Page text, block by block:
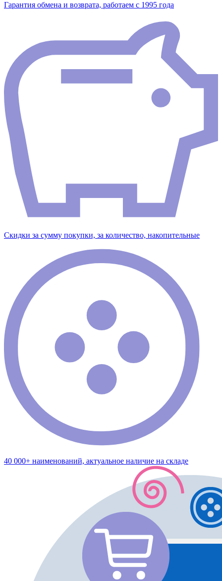
Гарантия обмена и возврата, работаем с 1995 года
Скидки за сумму покупки, за количество, накопительные
40 000+ наименований, актуальное наличие на складе